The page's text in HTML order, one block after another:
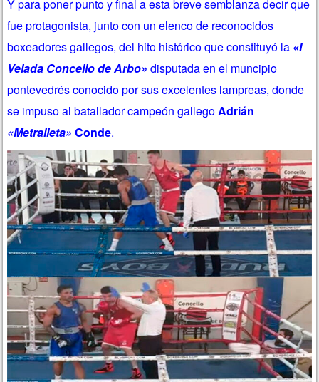
Y para poner punto y final a esta breve semblanza decir que
fue protagonista, junto con un elenco de reconocidos
boxeadores gallegos, del hito histórico que constituyó la «I
Velada Concello de Arbo» disputada en el muncipio
pontevedrés conocido por sus excelentes lampreas, donde
se impuso al batallador campeón gallegoAdrián
«Metralleta» Conde.